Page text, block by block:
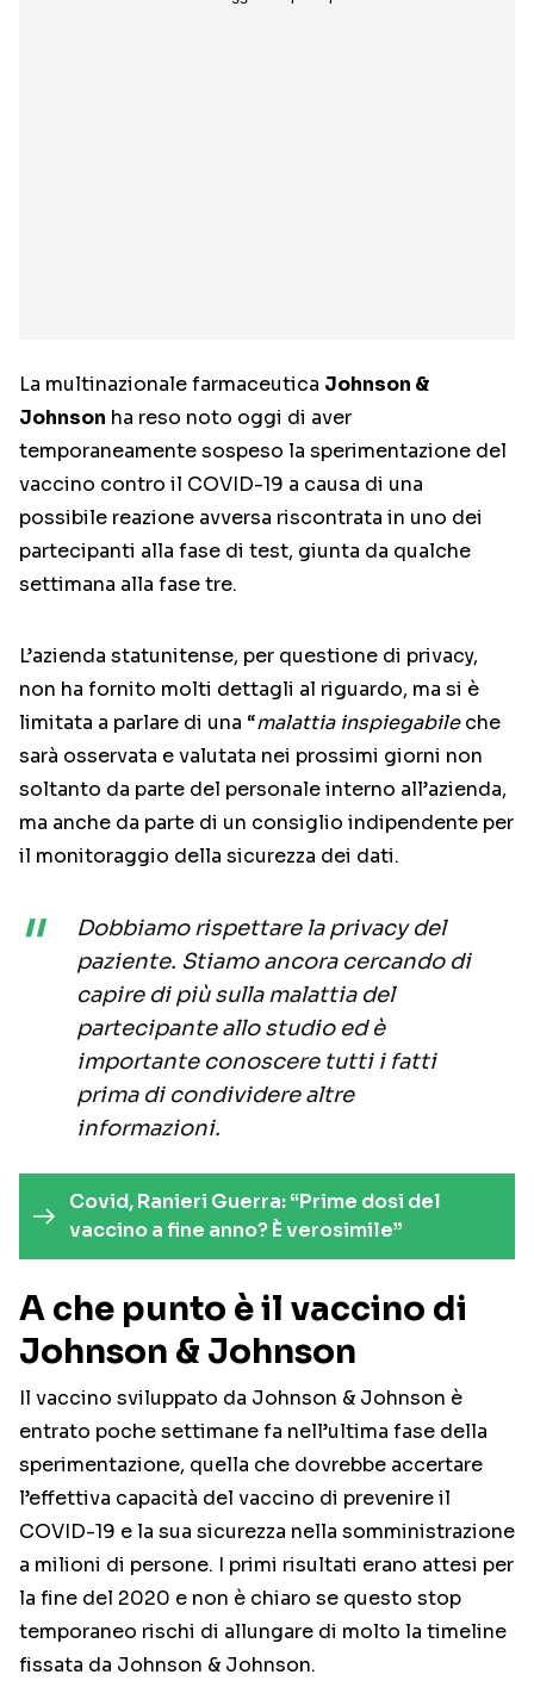
La multinazionale farmaceutica Johnson &
Johnson ha reso noto oggi di aver
temporaneamente sospeso la sperimentazione del
vaccino contro il COVID-19 a causa di una
possibile reazione avversa riscontrata in uno dei
partecipanti alla fase di test, giunta da qualche
settimana alla fase tre.
L’azienda statunitense, per questione di privacy,
non ha fornito molti dettagli al riguardo, ma si è
limitata a parlare di una “malattia inspiegabileche
sarà osservata e valutata nei prossimi giorni non
soltanto da parte del personale interno all’azienda,
ma anche da parte di un consiglio indipendente per
il monitoraggio della sicurezza dei dati.
Dobbiamo rispettare la privacy del
paziente. Stiamo ancora cercando di
capire di più sulla malattia del
partecipante allo studio ed è
importante conoscere tutti i fatti
prima di condividere altre
informazioni.
Covid, Ranieri Guerra: “Prime dosi del
vaccino a fine anno? È verosimile”
A che punto è il vaccino di
Johnson & Johnson
Il vaccino sviluppato da Johnson & Johnson è
entrato poche settimane fa nell’ultima fase della
sperimentazione, quella che dovrebbe accertare
l’effettiva capacità del vaccino di prevenire il
COVID-19 e la sua sicurezza nella somministrazione
a milioni di persone. I primi risultati erano attesi per
la fine del 2020 e non è chiaro se questo stop
temporaneo rischi di allungare di molto la timeline
fissata da Johnson & Johnson.